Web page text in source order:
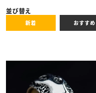
全ての商品
並び替え
新着 おすすめ